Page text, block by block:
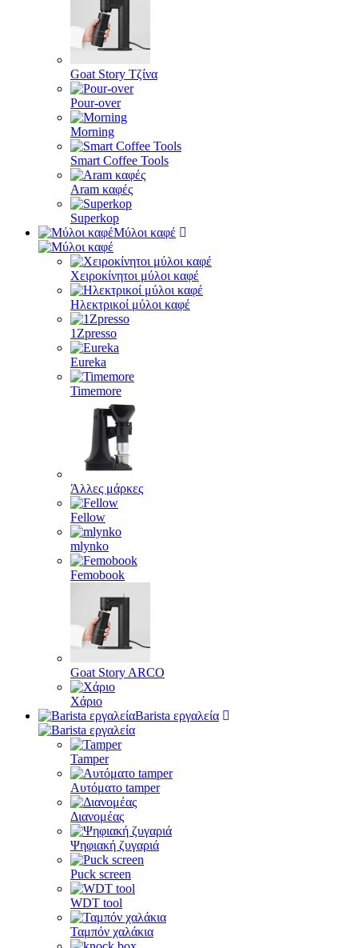
Goat Story Τζίνα
Pour-over
Morning
Smart Coffee Tools
Aram καφές
Superkop
Μύλοι καφέ
Χειροκίνητοι μύλοι καφέ
Ηλεκτρικοί μύλοι καφέ
1Zpresso
Eureka
Timemore
Άλλες μάρκες
Fellow
mlynko
Femobook
Goat Story ARCO
Χάριο
Barista εργαλεία
Tamper
Αυτόματο tamper
Διανομέας
Ψηφιακή ζυγαριά
Puck screen
WDT tool
Ταμπόν χαλάκια